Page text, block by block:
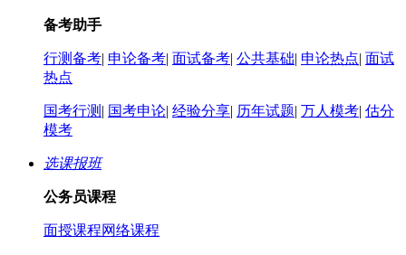
备考助手
行测备考| 申论备考| 面试备考| 公共基础| 申论热点| 面试
热点
国考行测 | 国考申论| 经验分享| 历年试题| 万人模考| 估分
模考
选课报班
公务员课程
面授课程网络课程